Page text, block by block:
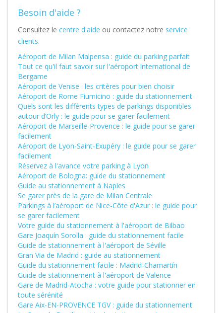
Besoin d'aide ?
Consultez le centre d'aide ou contactez notre service
clients.
Aéroport de Milan Malpensa : guide du parking parfait
Tout ce qu'il faut savoir sur l'aéroport international de
Bergame
Aéroport de Venise : les critères pour bien choisir
Aéroport de Rome Fiumicino : guide du stationnement
Quels sont les différents types de parkings disponibles
autour d’Orly : le guide pour se garer facilement
Aéroport de Marseille-Provence : le guide pour se garer
facilement
Aéroport de Lyon-Saint-Exupéry : le guide pour se garer
facilement
Réservez à l'avance votre parking à Lyon
Aéroport de Bologna: guide du stationnement
Guide au stationnement à Naples
Se garer près de la gare de Milan Centrale
Parkings à l’aéroport de Nice-Côte d'Azur : le guide pour
se garer facilement
Votre guide du stationnement à l'aéroport de Bilbao
Gare Joaquín Sorolla : guide du stationnement facile
Guide de stationnement à l'aéroport de Séville
Gran Via de Madrid : guide au stationnement
Guide du stationnement facile : Madrid-Chamartín
Guide de stationnement à l'aéroport de Valence
Gare de Madrid-Atocha : votre guide pour stationner en
toute sérénité
Gare Aix-EN-PROVENCE TGV : guide du stationnement